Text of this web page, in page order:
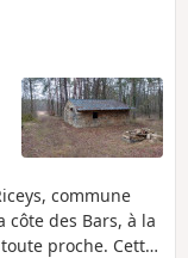
commune
côte des Bars, à la
proche. Cette